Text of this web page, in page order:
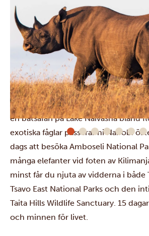
Nästa stopp ärMasai Mara National
känt för sina Big Five och den stora
Här är det dags för ytterligare två
en båtsafari påLake Naivashabland
exotiska fåglar passerar ni Nairobi
dags att besöka Amboseli National
många elefanter vid foten av
minst får du njuta av vidderna i både
Tsavo East National Parks och den
Taita Hills Wildlife Sanctuary . 15
och minnen för livet.